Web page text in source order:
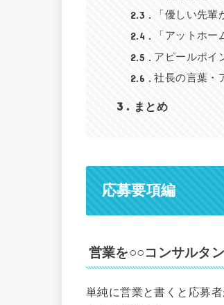
2.3 「優しい先輩
2.4 「アットホ
2.5 アピールポイ
2.6 社長の言葉・
3 まとめ
応募要項編
営業を○○コンサルタ
単純に営業と書くと応募